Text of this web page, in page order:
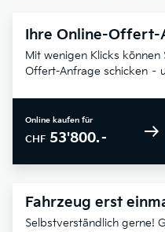
Ihre Online-Offert-
Mit wenigen Klicks können
Offert-Anfrage schicken –
Online kaufen für
CHF 53'800.–
Fahrzeug erst
Selbstverständlich gerne!